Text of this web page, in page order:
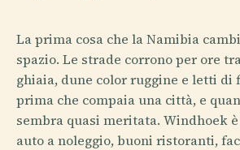
La prima cosa che la Namibia
spazio. Le strade corrono per ore
ghiaia, dune color ruggine e letti di
prima che compaia una città, e
sembra quasi meritata. Windhoek
auto a noleggio, buoni ristoranti,